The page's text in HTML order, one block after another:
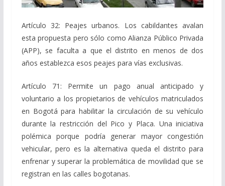
Artículo 32: Peajes urbanos. Los cabildantes avalan
esta propuesta pero sólo como Alianza Público Privada
(APP), se faculta a que el distrito en menos de dos
años establezca esos peajes para vías exclusivas.
Artículo 71: Permite un pago anual anticipado y
voluntario a los propietarios de vehículos matriculados
en Bogotá para habilitar la circulación de su vehículo
durante la restricción del Pico y Placa. Una iniciativa
polémica porque podría generar mayor congestión
vehicular, pero es la alternativa queda el distrito para
enfrenar y superar la problemática de movilidad que se
registran en las calles bogotanas.